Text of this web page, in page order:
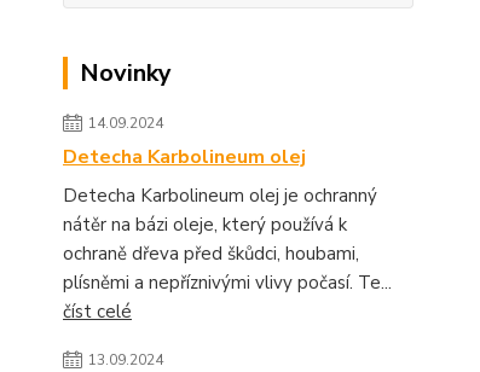
Novinky
14.09.2024
Detecha Karbolineum olej
Detecha Karbolineum olej je ochranný
nátěr na bázi oleje, který používá k
ochraně dřeva před škůdci, houbami,
plísněmi a nepříznivými vlivy počasí. Te...
číst celé
13.09.2024